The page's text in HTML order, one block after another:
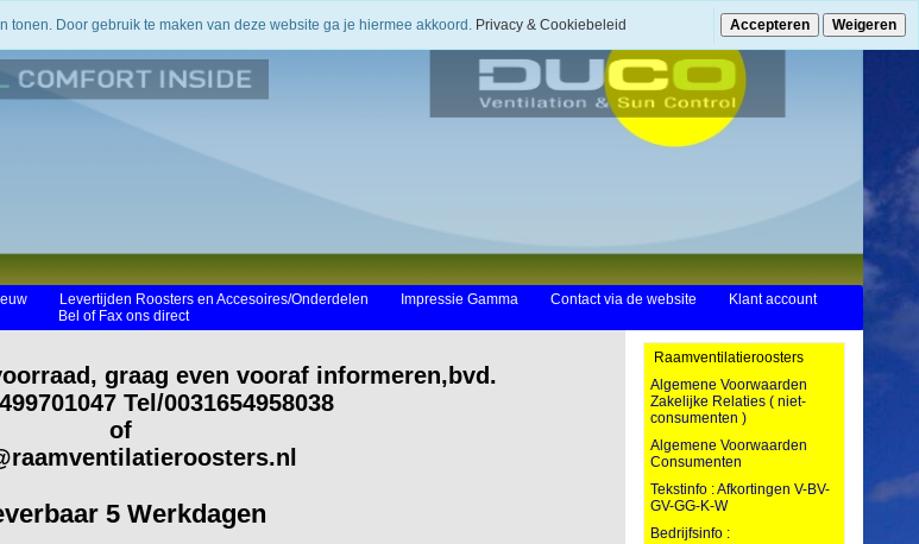
Levertijden Roosters en Accesoires/Onderdelen Impressie Gamma Contact via de website
Klant account
Bel of Fax ons direct
graag even vooraf informeren,bvd.
Tel/0031654958038
of
5 Werkdagen
Raamventilatieroosters
Algemene Voorwaarden
Zakelijke Relaties ( niet-
consumenten )
Algemene Voorwaarden
Consumenten
Tekstinfo : Afkortingen V-BV-
GV-GG-K-W
Bedrijfsinfo :
Door gebruik te maken van deze website ga je hiermee akkoord. Privacy & Cookiebeleid Accepteren Weigeren